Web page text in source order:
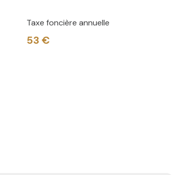
Taxe foncière annuelle
53 €